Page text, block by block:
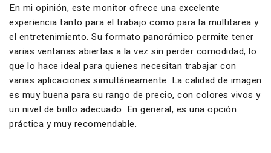
En mi opinión, este monitor ofrece una excelente
experiencia tanto para el trabajo como para la multitarea y
el entretenimiento. Su formato panorámico permite tener
varias ventanas abiertas a la vez sin perder comodidad, lo
que lo hace ideal para quienes necesitan trabajar con
varias aplicaciones simultáneamente. La calidad de imagen
es muy buena para su rango de precio, con colores vivos y
un nivel de brillo adecuado. En general, es una opción
práctica y muy recomendable.